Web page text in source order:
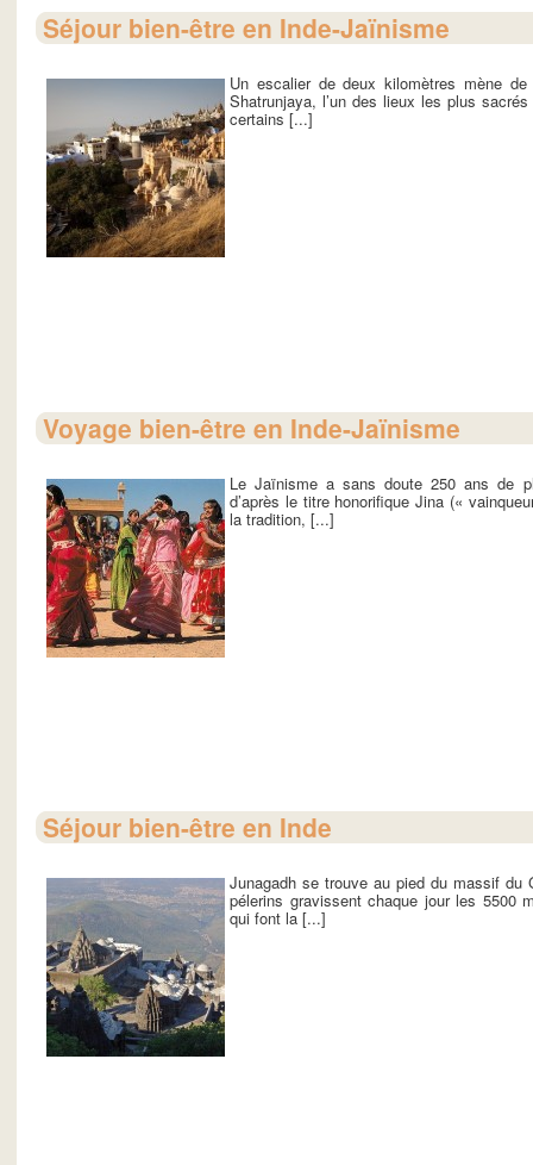
Séjour bien-être en Inde-Jaïnisme
Un escalier de deux kilomètres mène
Shatrunjaya, l’un des lieux les plus
certains [...]
Voyage bien-être en Inde-Jaïnisme
Le Jaïnisme a sans doute 250 ans de
d’après le titre honorifique Jina («
la tradition, [...]
Séjour bien-être en Inde
Junagadh se trouve au pied du massif du
pélerins gravissent chaque jour les 5500
qui font la [...]